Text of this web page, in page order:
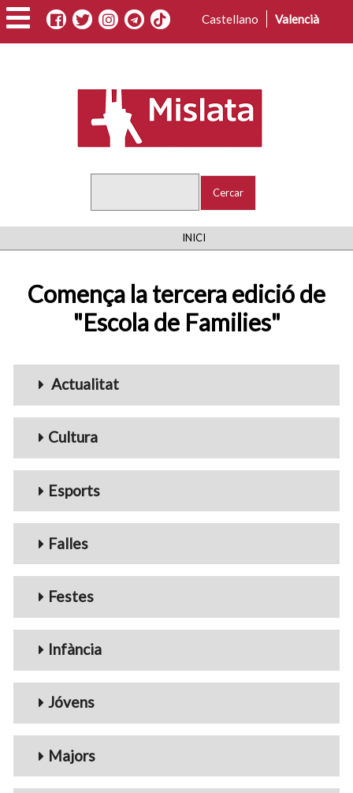
Vés
al
contingut
Castellano Valencià
FIL
INICI
Comença la tercera edició de
"Escola de Families"
Menu_Videos
Actualitat
Cultura
Esports
Falles
Festes
Infància
Jóvens
Majors